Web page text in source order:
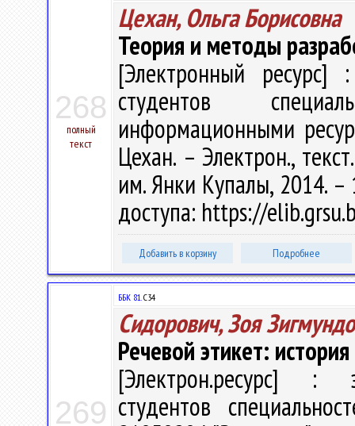
268
полный
текст
Цехан, Ольга Борисовна
Теория и методы
[Электронный ресурс]
студентов
информационными
Цехан. – Электрон.,
им. Янки Купалы, 2014. –
доступа: https://
Добавить в корзину Подробнее
269
ББК 81.С34
Сидорович, Зоя
Речевой этикет:
[Электрон.ресурс] :
студентов